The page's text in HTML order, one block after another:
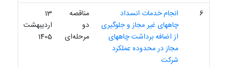
6
انجام خدمات انسداد
چاههای غیر مجاز و جلوگیری
از اضافه برداشت چاههای
مجاز در محدوده عملکرد
شرکت
مناقصه
دو
مرحله‌ای
13
اردیبهشت
1405